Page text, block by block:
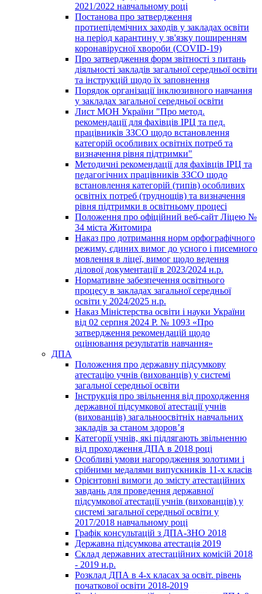
2021/2022 навчальному році
Постанова про затвердження
протиепідемічних заходів у закладах освіти
на період карантину у зв'язку поширенням
коронавірусної хвороби (COVID-19)
Про затвердження форм звітності з питань
діяльності закладів загальної середньої освіти
та інструкцій щодо їх заповнення
Порядок організації інклюзивного навчання
у закладах загальної середньої освіти
Лист МОН України "Про метод.
рекомендації для фахівців ІРЦ та пед.
працівників ЗЗСО щодо встановлення
категорій особливих освітніх потреб та
визначення рівня підтримки"
Методичні рекомендації для фахівців ІРЦ та
педагогічних працівників ЗЗСО щодо
встановлення категорій (типів) особливих
освітніх потреб (труднощів) та визначення
рівня підтримки в освітньому процесі
Положення про офіційний веб-сайт Ліцею №
34 міста Житомира
Наказ про дотримання норм орфографічного
режиму, єдиних вимог до усного і писемного
мовлення в ліцеї, вимог щодо ведення
ділової документації в 2023/2024 н.р.
Нормативне забезпечення освітнього
процесу в закладах загальної середньої
освіти у 2024/2025 н.р.
Наказ Міністерства освіти і науки України
від 02 серпня 2024 Р. № 1093 «Про
затвердження рекомендацій щодо
оцінювання результатів навчання»
ДПА
Положення про державну підсумкову
атестацію учнів (вихованців) у системі
загальної середньої освіти
Інструкція про звільнення від проходження
державної підсумкової атестації учнів
(вихованців) загальноосвітніх навчальних
закладів за станом здоров’я
Категорії учнів, які підлягають звільненню
від проходження ДПА в 2018 році
Особливі умови нагородження золотими і
срібними медалями випускників 11-х класів
Орієнтовні вимоги до змісту атестаційних
завдань для проведення державної
підсумкової атестації учнів (вихованців) у
системі загальної середньої освіти у
2017/2018 навчальному році
Графік консультацій з ДПА-ЗНО 2018
Державна підсумкова атестація 2019
Склад державних атестаційних комісій 2018
- 2019 н.р.
Розклад ДПА в 4-х класах за освіт. рівень
початкової освіти 2018-2019